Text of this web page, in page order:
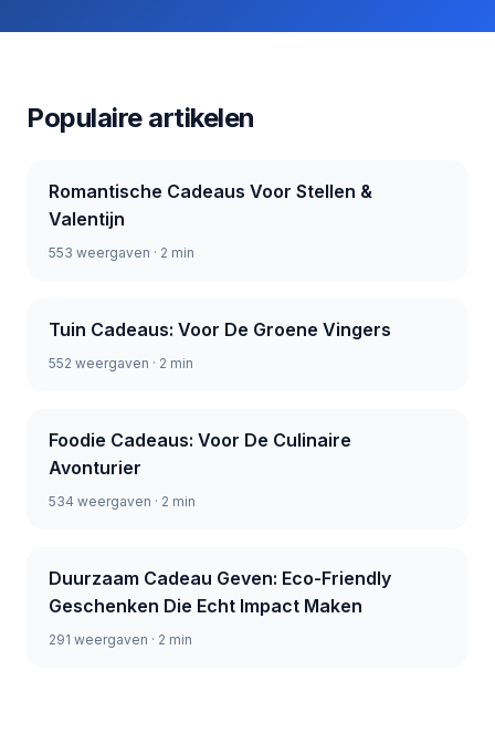
Populaire artikelen
Romantische Cadeaus Voor Stellen &
Valentijn
553 weergaven · 2 min
Tuin Cadeaus: Voor De Groene Vingers
552 weergaven · 2 min
Foodie Cadeaus: Voor De Culinaire
Avonturier
534 weergaven · 2 min
Duurzaam Cadeau Geven: Eco-Friendly
Geschenken Die Echt Impact Maken
291 weergaven · 2 min